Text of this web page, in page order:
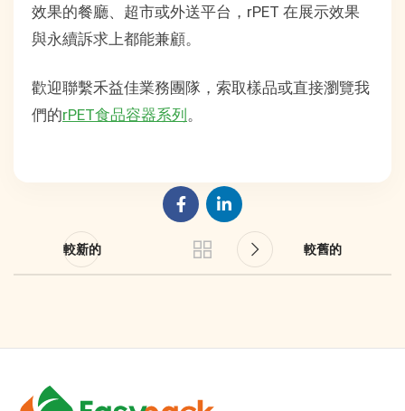
效果的餐廳、超市或外送平台，rPET 在展示效果
與永續訴求上都能兼顧。
歡迎聯繫禾益佳業務團隊，索取樣品或直接瀏覽我
們的rPET食品容器系列。
較新的 較舊的